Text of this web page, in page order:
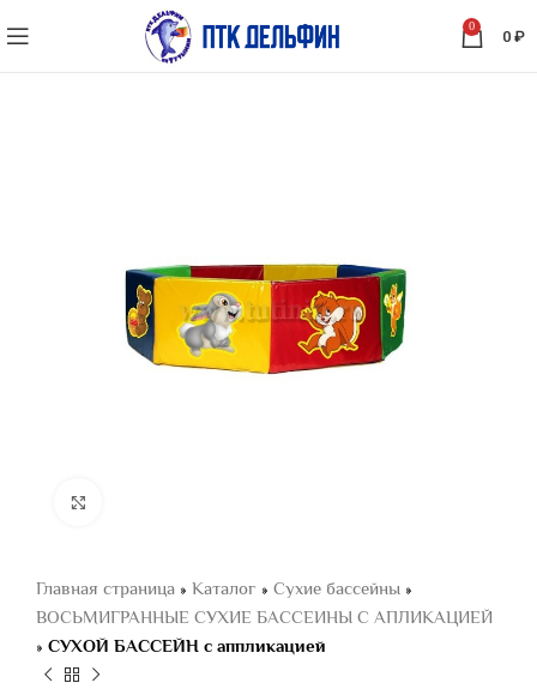
0
0 ₽
Главная страница » Каталог » Сухие бассейны »
ВОСЬМИГРАННЫЕ СУХИЕ БАССЕИНЫ C АПЛИКАЦИЕЙ
» СУХОЙ БАССЕЙН с аппликацией